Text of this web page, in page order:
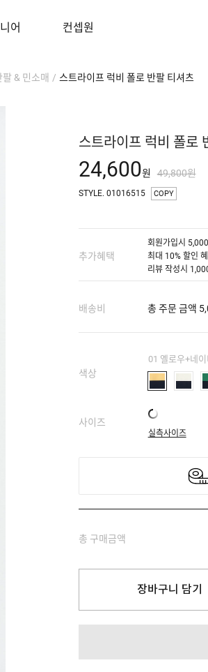
어 컨셉원
팔 & 민소매 / 스트라이프 럭비 폴로 반팔 티셔츠
스트라이프 럭비 폴로
24,600원 49,800원
STYLE. 01016515 COPY
추가혜택
회원가입시
최대 10% 할인
리뷰 작성시
배송비 총 주문 금액
색상
01 옐로우+네
사이즈
실측사이즈
총 구매금액
장바구니 담기